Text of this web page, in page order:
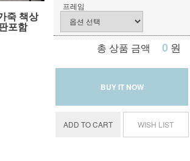
죽 책상
포함
프레임
총 상품 금액 0 원
BUY IT NOW
ADD TO CART WISH LIST